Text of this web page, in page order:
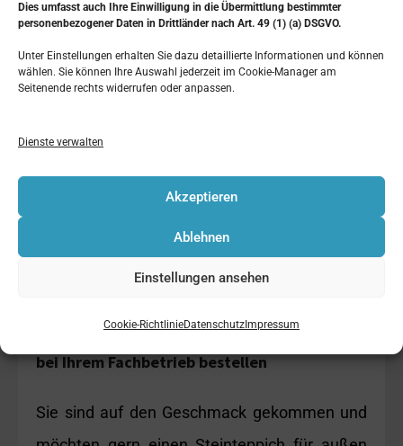
Dies umfasst auch Ihre Einwilligung in die Übermittlung bestimmter
personenbezogener Daten in Drittländer nach Art. 49 (1) (a) DSGVO.
Unter Einstellungen erhalten Sie dazu detaillierte Informationen und können
wählen. Sie können Ihre Auswahl jederzeit im Cookie-Manager am
Seitenende rechts widerrufen oder anpassen.
Dienste verwalten
Akzeptieren
Ablehnen
Einstellungen ansehen
Cookie-RichtlinieDatenschutz Impressum
Jetzt einen Steinteppich für
bei Ihrem Fachbetrieb bestellen
Sie sind auf den Geschmack gekommen und